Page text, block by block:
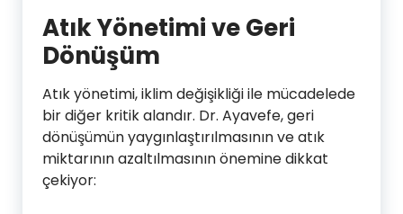
Atık Yönetimi ve Geri
Dönüşüm
Atık yönetimi, iklim değişikliği ile mücadelede
bir diğer kritik alandır. Dr. Ayavefe, geri
dönüşümün yaygınlaştırılmasının ve atık
miktarının azaltılmasının önemine dikkat
çekiyor: